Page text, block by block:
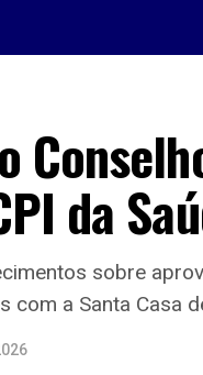
da
sobre
com a Santa Casa